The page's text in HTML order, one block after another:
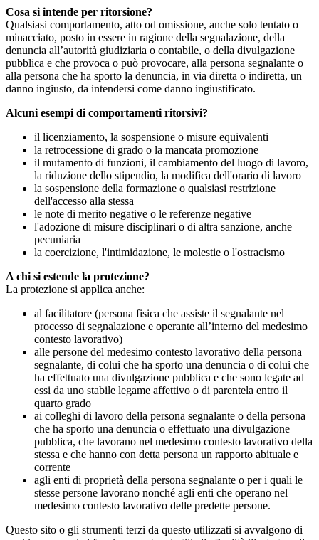
Cosa si intende per ritorsione?
Qualsiasi comportamento, atto od omissione, anche solo tentato o
minacciato, posto in essere in ragione della segnalazione, della
denuncia all’autorità giudiziaria o contabile, o della divulgazione
pubblica e che provoca o può provocare, alla persona segnalante o
alla persona che ha sporto la denuncia, in via diretta o indiretta, un
danno ingiusto, da intendersi come danno ingiustificato.
Alcuni esempi di comportamenti ritorsivi?
il licenziamento, la sospensione o misure equivalenti
la retrocessione di grado o la mancata promozione
il mutamento di funzioni, il cambiamento del luogo di lavoro,
la riduzione dello stipendio, la modifica dell'orario di lavoro
la sospensione della formazione o qualsiasi restrizione
dell'accesso alla stessa
le note di merito negative o le referenze negative
l'adozione di misure disciplinari o di altra sanzione, anche
pecuniaria
la coercizione, l'intimidazione, le molestie o l'ostracismo
A chi si estende la protezione?
La protezione si applica anche:
al facilitatore (persona fisica che assiste il segnalante nel
processo di segnalazione e operante all’interno del medesimo
contesto lavorativo)
alle persone del medesimo contesto lavorativo della persona
segnalante, di colui che ha sporto una denuncia o di colui che
ha effettuato una divulgazione pubblica e che sono legate ad
essi da uno stabile legame affettivo o di parentela entro il
quarto grado
ai colleghi di lavoro della persona segnalante o della persona
che ha sporto una denuncia o effettuato una divulgazione
pubblica, che lavorano nel medesimo contesto lavorativo della
stessa e che hanno con detta persona un rapporto abituale e
corrente
agli enti di proprietà della persona segnalante o per i quali le
stesse persone lavorano nonché agli enti che operano nel
medesimo contesto lavorativo delle predette persone.
Questo sito o gli strumenti terzi da questo utilizzati si avvalgono di